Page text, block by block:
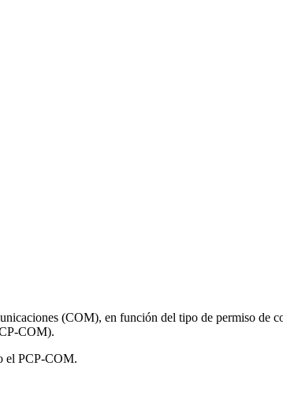
(COM), en función del tipo de permiso de
COM).
el PCP-COM.